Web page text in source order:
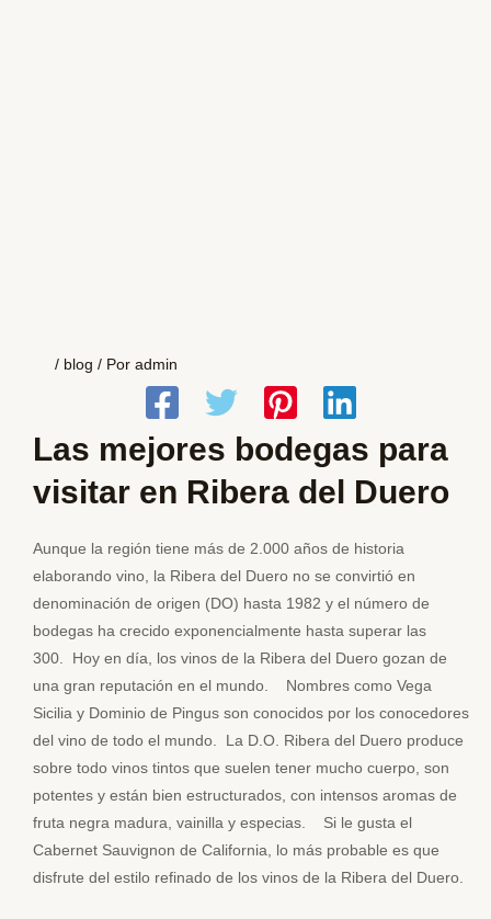
/ blog / Por admin
Las mejores bodegas para
visitar en Ribera del Duero
Aunque la región tiene más de 2.000 años de historia
elaborando vino, la Ribera del Duero no se convirtió en
denominación de origen (DO) hasta 1982 y el número de
bodegas ha crecido exponencialmente hasta superar las
300. Hoy en día, los vinos de la Ribera del Duero gozan de
una gran reputación en el mundo. Nombres como Vega
Sicilia y Dominio de Pingus son conocidos por los conocedores
del vino de todo el mundo. La D.O. Ribera del Duero produce
sobre todo vinos tintos que suelen tener mucho cuerpo, son
potentes y están bien estructurados, con intensos aromas de
fruta negra madura, vainilla y especias. Si le gusta el
Cabernet Sauvignon de California, lo más probable es que
disfrute del estilo refinado de los vinos de la Ribera del Duero.